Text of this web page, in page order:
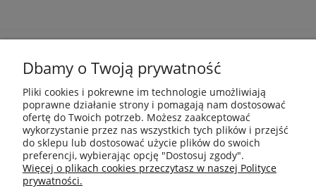
INFORMACJE
PŁATNOŚCI I DOSTAWA
GWARANCJA I ZWROTY
Dbamy o Twoją prywatność
Pliki cookies i pokrewne im technologie umożliwiają
poprawne działanie strony i pomagają nam dostosować
ofertę do Twoich potrzeb. Możesz zaakceptować
wykorzystanie przez nas wszystkich tych plików i przejść
do sklepu lub dostosować użycie plików do swoich
preferencji, wybierając opcję "Dostosuj zgody".
Więcej o plikach cookies przeczytasz w naszej Polityce
prywatności.